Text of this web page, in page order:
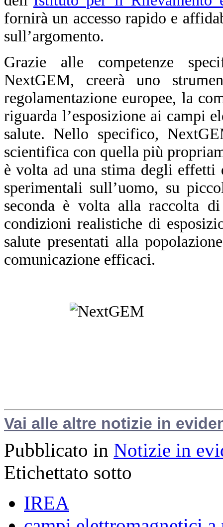
fornirà un accesso rapido e
sull’argomento.
Grazie alle competenze
NextGEM, creerà uno
regolamentazione europee, la
riguarda l’esposizione ai campi
salute. Nello specifico,
scientifica con quella più
è volta ad una stima degli effetti
sperimentali sull’uomo, su
seconda è volta alla raccolta
condizioni realistiche di
salute presentati alla
comunicazione efficaci.
Vai alle altre notizie in
Pubblicato in Notizie in
Etichettato sotto
IREA